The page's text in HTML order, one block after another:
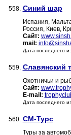
558. Синий шар
Испания,
Россия, Киев,
Сайт:
mail:
Дата последнего
559. Славянский
Охотничьи и
Сайт:
E-mail:
Дата последнего
560. СМ-Турс
Туры за